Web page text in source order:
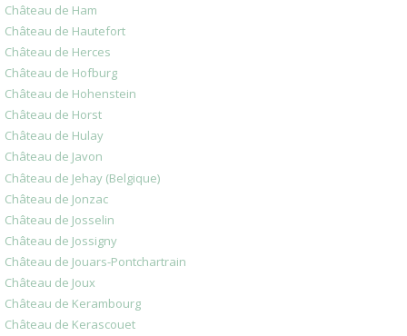
Château de Ham
Château de Hautefort
Château de Herces
Château de Hofburg
Château de Hohenstein
Château de Horst
Château de Hulay
Château de Javon
Château de Jehay (Belgique)
Château de Jonzac
Château de Josselin
Château de Jossigny
Château de Jouars-Pontchartrain
Château de Joux
Château de Kerambourg
Château de Kerascouet